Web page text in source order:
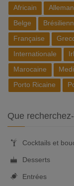
Africain
Belge
Française
Internationale
Marocaine
Porto Ricaine
Que
Cocktails et
Desserts
Entrées